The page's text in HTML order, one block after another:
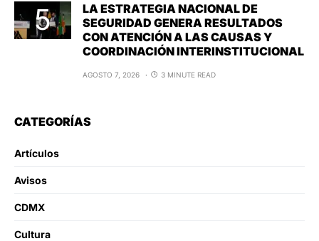
LA ESTRATEGIA NACIONAL DE
SEGURIDAD GENERA RESULTADOS
CON ATENCIÓN A LAS CAUSAS Y
COORDINACIÓN INTERINSTITUCIONAL
AGOSTO 7, 2026 3 MINUTE READ
CATEGORÍAS
Artículos
Avisos
CDMX
Cultura